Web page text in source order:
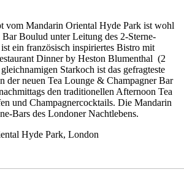
vom Mandarin Oriental Hyde Park ist wohl
Boulud unter Leitung des 2-Sterne-
ein französisch inspiriertes Bistro mit
Dinner by Heston Blumenthal (2
Starkoch ist das gefragteste
der neuen Tea Lounge & Champagner Bar
den traditionellen Afternoon Tea
und Champagnercocktails. Die Mandarin
Bars des Londoner Nachtlebens.
Hyde Park, London